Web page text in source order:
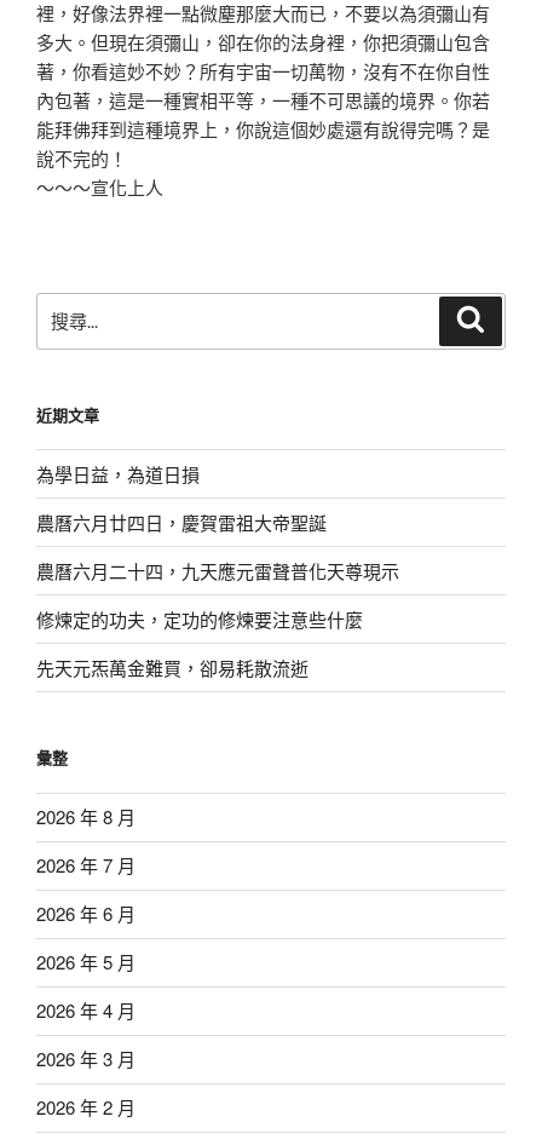
裡，好像法界裡一點微塵那麼大而已，不要以為須彌山有
多大。但現在須彌山，卻在你的法身裡，你把須彌山包含
著，你看這妙不妙？所有宇宙一切萬物 ，沒有不在你自性
內包著，這是一種實相平等，一種不可思議的境界。你若
能拜佛拜到這種境界上，你說這個妙處還有說得完嗎？是
說不完的！
～～～宣化上人
尋
字:
近期文章
為學日益，為道日損
農曆六月廿四日，慶賀雷祖大帝聖誕
農曆六月二十四，九天應元雷聲普化天尊現示
修煉定的功夫，定功的修煉要注意些什麼
先天元炁萬金難買，卻易耗散流逝
彙整
2026 年 8 月
2026 年 7 月
2026 年 6 月
2026 年 5 月
2026 年 4 月
2026 年 3 月
2026 年 2 月